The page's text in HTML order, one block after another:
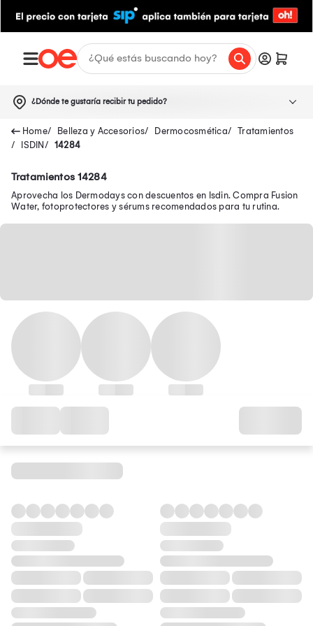
¿Dónde te gustaría recibir tu pedido?
Belleza y Accesorios Dermocosmética
Tratamientos
ISDIN
14284
Tratamientos 14284
Aprovecha los Dermodays con descuentos en Isdin. Compra Fusion
Water, fotoprotectores y sérums recomendados para tu rutina.